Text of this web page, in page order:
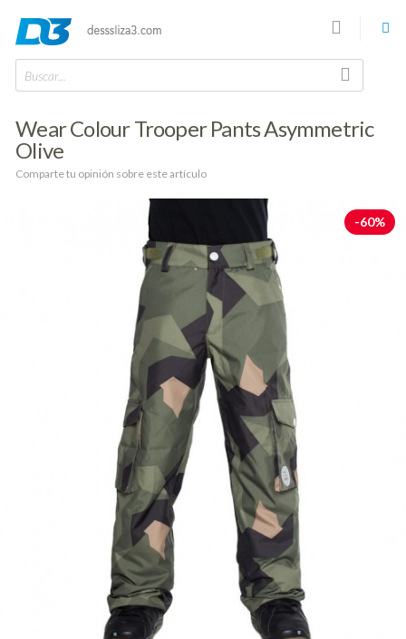
Buscar...
Wear Colour Trooper Pants Asymmetric
Olive
Comparte tu opinión sobre este artículo
-60%